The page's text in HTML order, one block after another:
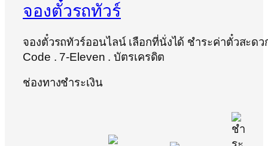
จองตั๋วรถทัวร์
จองตั๋วรถทัวร์ออนไลน์ เลือกที่นั่งได้ ชำระค่าตั๋วสะด
Code . 7-Eleven . บัตรเครดิต
ช่องทางชำระเงิน